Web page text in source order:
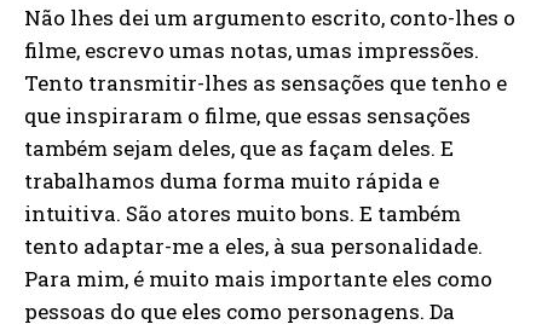
Não lhes dei um argumento escrito, conto-lhes o
filme, escrevo umas notas, umas impressões.
Tento transmitir-lhes as sensações que tenho e
que inspiraram o filme, que essas sensações
também sejam deles, que as façam deles. E
trabalhamos duma forma muito rápida e
intuitiva. São atores muito bons. E também
tento adaptar-me a eles, à sua personalidade.
Para mim, é muito mais importante eles como
pessoas do que eles como personagens. Da